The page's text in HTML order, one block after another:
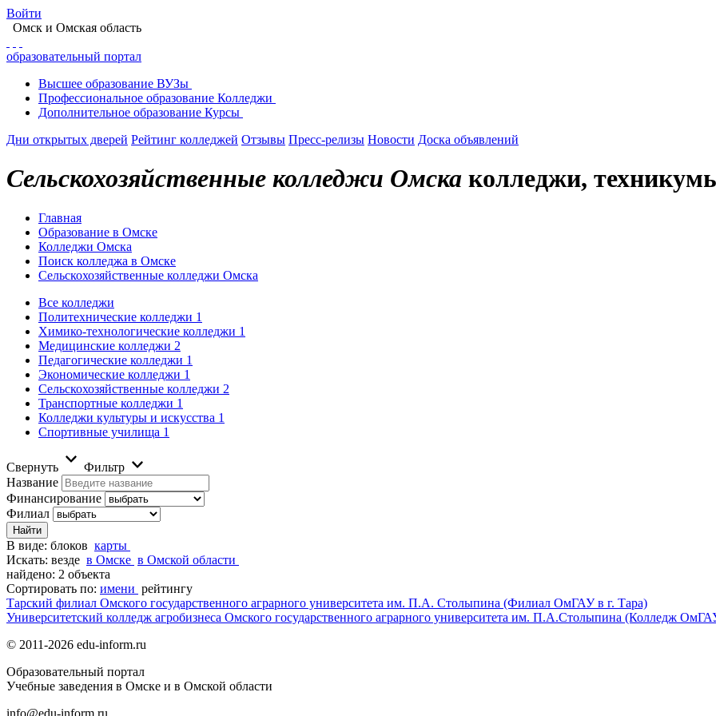
Войти
Омск и Омская область
образовательный портал
Высшее образование ВУЗы
Профессиональное образование Колледжи
Дополнительное образование Курсы
Дни открытых дверей Рейтинг колледжей Отзывы Пресс-релизы Новости Доска объявлений
Сельскохозяйственные колледжи Омска колледжи,
Главная
Образование в Омске
Колледжи Омска
Поиск колледжа в Омске
Сельскохозяйственные колледжи Омска
Все колледжи
Политехнические колледжи 1
Химико-технологические колледжи 1
Медицинские колледжи 2
Педагогические колледжи 1
Экономические колледжи 1
Сельскохозяйственные колледжи 2
Транспортные колледжи 1
Колледжи культуры и искусства 1
Спортивные училища 1
Свернуть
Фильтр
Название
Финансирование
Филиал
В виде: блоков карты
Искать: везде в Омске в Омской области
найдено: 2 объекта
Сортировать по: имени рейтингу
Тарский филиал Омского государственного аграрного университета им. П.А. Столыпина (Филиал ОмГАУ в г. Тара)
Университетский колледж агробизнеса Омского государственного аграрного университета им. П.А.Столыпина (Колледж
© 2011-2026 edu-inform.ru
Образовательный портал
Учебные заведения в Омске и в Омской области
info@edu-inform.ru